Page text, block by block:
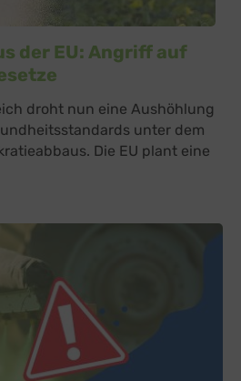
der EU: Angriff auf
droht nun eine Aushöhlung
unter dem
Die EU plant eine